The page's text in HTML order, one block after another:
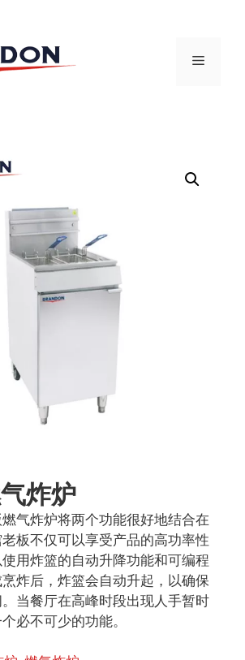
菜
炸炉
气炸炉将两个功能很好地结合在
板不仅可以享受产品的高功率性
用炸篮的自动升降功能和可编程
炸后，炸篮会自动升起，以确保
当餐厅在高峰时段出现人手暂时
必不可少的功能。